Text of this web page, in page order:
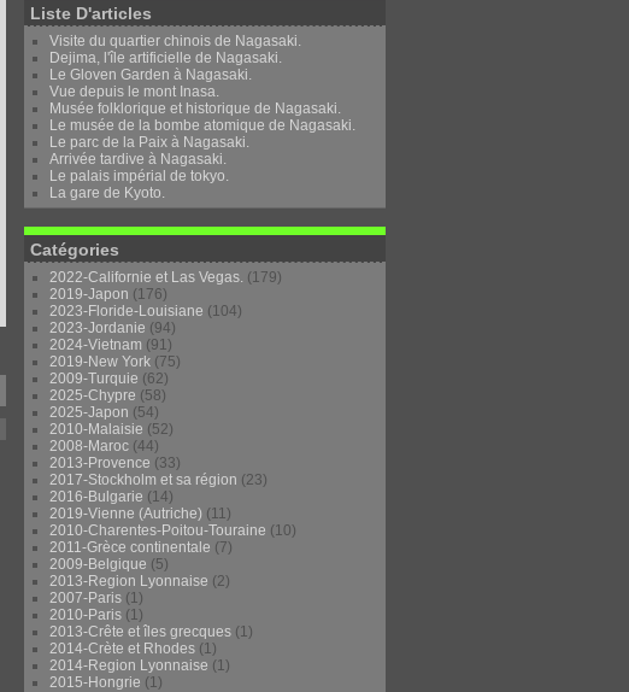
Liste D'articles
Visite du quartier chinois de Nagasaki.
Dejima, l'île artificielle de Nagasaki.
Le Gloven Garden à Nagasaki.
Vue depuis le mont Inasa.
Musée folklorique et historique de Nagasaki.
Le musée de la bombe atomique de Nagasaki.
Le parc de la Paix à Nagasaki.
Arrivée tardive à Nagasaki.
Le palais impérial de tokyo.
La gare de Kyoto.
Catégories
2022-Californie et Las Vegas. (179)
2019-Japon (176)
2023-Floride-Louisiane (104)
2023-Jordanie (94)
2024-Vietnam (91)
2019-New York (75)
2009-Turquie (62)
2025-Chypre (58)
2025-Japon (54)
2010-Malaisie (52)
2008-Maroc (44)
2013-Provence (33)
2017-Stockholm et sa région (23)
2016-Bulgarie (14)
2019-Vienne (Autriche) (11)
2010-Charentes-Poitou-Touraine (10)
2011-Grèce continentale (7)
2009-Belgique (5)
2013-Region Lyonnaise (2)
2007-Paris (1)
2010-Paris (1)
2013-Crête et îles grecques (1)
2014-Crète et Rhodes (1)
2014-Region Lyonnaise (1)
2015-Hongrie (1)